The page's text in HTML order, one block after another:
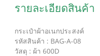
รายละเอียดสินค้า
กระเป๋าผ้าอเนกประสงค์
รหัสสินค้า : BAG-A-08
วัสดุ : ผ้า 600D